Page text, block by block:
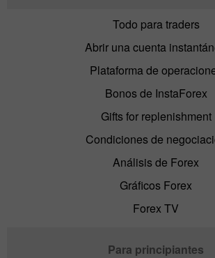
Todo para traders
Abrir una cuenta
Plataforma de
Bonos de InstaForex
Gifts for replenishment
Condiciones de
Análisis de Forex
Gráficos Forex
Forex TV
Para principiantes